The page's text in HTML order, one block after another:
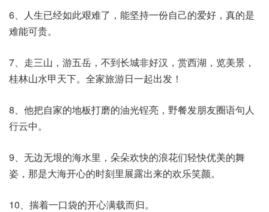
6、人生已经如此艰难了，能坚持一份自己的爱好，真的是
难能可贵。
7、走三山，游五岳，不到长城非好汉，赏西湖，览美景，
桂林山水甲天下。全家旅游日一起出发！
8、他把自家的地板打磨的油光锃亮，野餐发朋友圈语句人
行云中。
9、无边无垠的海水里，朵朵欢快的浪花们轻快优美的舞
姿，那是大海开心的时刻里展露出来的欢乐笑颜。
10、揣着一口袋的开心满载而归。